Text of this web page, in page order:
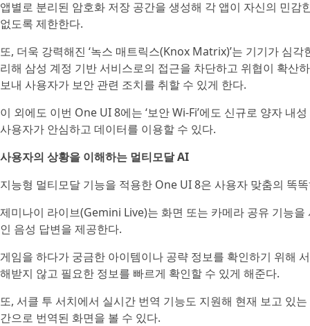
앱별로 분리된 암호화 저장 공간을 생성해 각 앱이 자신의 민
없도록 제한한다.
또, 더욱 강력해진 ‘녹스 매트릭스(Knox Matrix)’는 기기가 심
리해 삼성 계정 기반 서비스로의 접근을 차단하고 위협이 확산
보내 사용자가 보안 관련 조치를 취할 수 있게 한다.
이 외에도 이번 One UI 8에는 ‘보안 Wi-Fi’에도 신규로 양자 내
사용자가 안심하고 데이터를 이용할 수 있다.
사용자의 상황을 이해하는 멀티모달 AI
지능형 멀티모달 기능을 적용한 One UI 8은 사용자 맞춤의 똑
제미나이 라이브(Gemini Live)는 화면 또는 카메라 공유 기능
인 음성 답변을 제공한다.
게임을 하다가 궁금한 아이템이나 공략 정보를 확인하기 위해
해받지 않고 필요한 정보를 빠르게 확인할 수 있게 해준다.
또, 서클 투 서치에서 실시간 번역 기능도 지원해 현재 보고 있
간으로 번역된 화면을 볼 수 있다.